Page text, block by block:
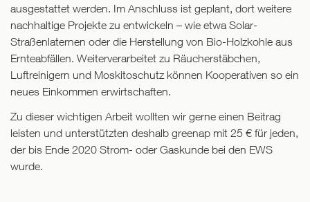
ausgestattet werden. Im Anschluss ist geplant, dort weitere
nachhaltige Projekte zu entwickeln – wie etwa Solar-
Straßenlaternen oder die Herstellung von Bio-Holzkohle aus
Ernteabfällen. Weiterverarbeitet zu Räucherstäbchen,
Luftreinigern und Moskitoschutz können Kooperativen so ein
neues Einkommen erwirtschaften.
Zu dieser wichtigen Arbeit wollten wir gerne einen Beitrag
leisten und unterstützten deshalb greenap mit 25 € für jeden,
der bis Ende 2020 Strom- oder Gaskunde bei den EWS
wurde.